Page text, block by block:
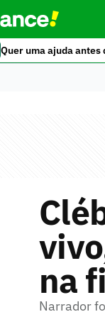
Quer uma ajuda antes
na
Narrador